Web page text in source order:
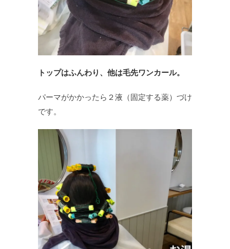
トップはふんわり、他は毛先ワンカール。
パーマがかかったら２液（固定する薬）づけ
です。